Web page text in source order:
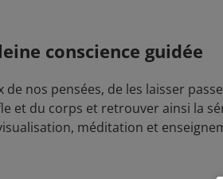
conscience guidée
de nos pensées, de les laisser
et du corps et retrouver ainsi la
méditation et